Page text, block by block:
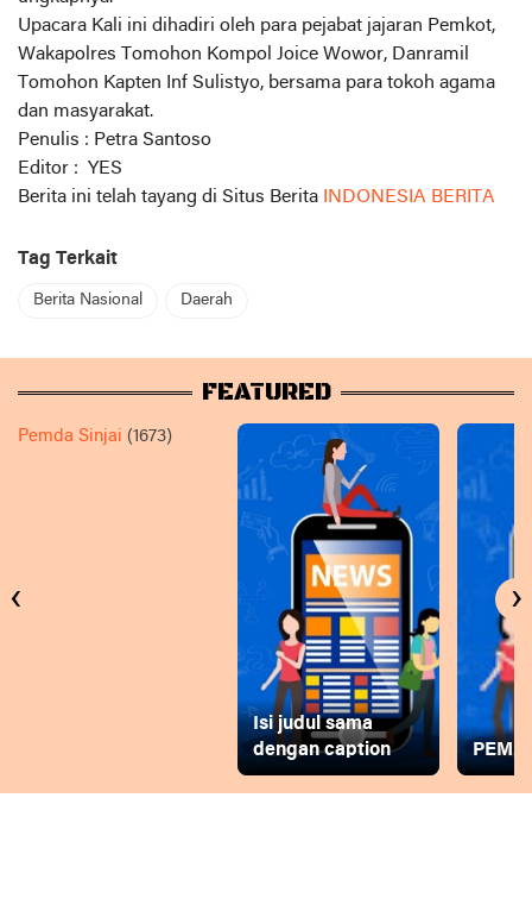
Upacara Kali ini dihadiri oleh para pejabat jajaran Pemkot,
Wakapolres Tomohon Kompol Joice Wowor, Danramil
Tomohon Kapten Inf Sulistyo, bersama para tokoh agama
dan masyarakat.
Penulis : Petra Santoso
Editor : YES
Berita ini telah tayang di Situs Berita
INDONESIA BERITA
Tag Terkait
Berita Nasional Daerah
FEATURED
Pemda Sinjai (1673)
Isi judul sama
dengan caption
‹ ›